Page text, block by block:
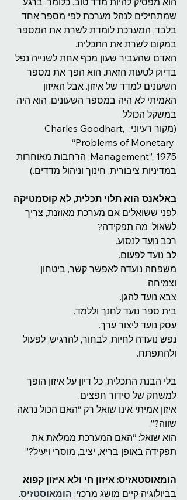
שמתחילים לנהל מערכת לפי מספר אחד
בלבד, המערכת לומדת לשרת את המספר
במקום לשרת את התכלית.
האדם שהעביר שעון מכף אחת לשנייה נפל
בדיוק לטעות הזאת. הוא הפך את מספר
השעונים למדד של איזון. אבל האיזון
האמיתי לא היה במספר השעונים. הוא היה
במשקל הכולל.
(מקור רעיוני: Charles Goodhart,
“Problems of Monetary
Management”, 1975; הרחבות מאוחרות
במדיניות ציבורית, חינוך וניהול מדדים.)
באלאנס הוא תלוי תכלית, לא קוסמטיקה
לפני ששואלים אם מערכת מאוזנת, צריך
לשאול: מה תפקידה?
רכב נועד לנסוע.
לב נועד לפעום.
משפחה נועדה לאפשר קשר, ביטחון
וצמיחה.
צבא נועד להגן.
בית ספר נועד לחנך וללמד.
עסק נועד ליצור ערך.
נפש נועדה לחיות, לבחור, להרגיש, לפעול
ולהתפתח.
בלי הבנת התכלית, כל דיון על איזון הופך
למשחק של סידור חפצים.
איזון אמיתי אינו שואל רק “האם הכול נראה
שווה?”.
הוא שואל: “האם המערכת ממלאת את
תפקידה באופן בריא, יציב, מוסרי ויעיל?”
הומאוסטאזיס: איזון חי ולא איזון קפוא
בביולוגיה קיים מושג מרכזי: הומאוסטזיס.